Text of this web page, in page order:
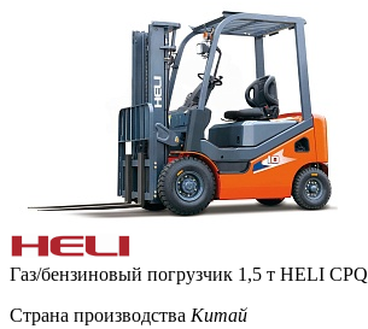
Газ/бензиновый погрузчик 1,5 т HELI
Страна производства Китай